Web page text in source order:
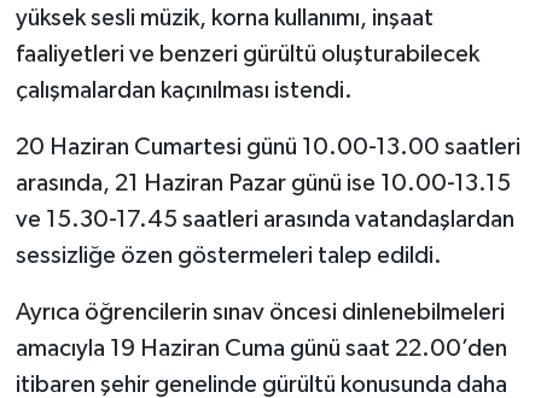
yüksek sesli müzik, korna kullanımı, inşaat
faaliyetleri ve benzeri gürültü oluşturabilecek
çalışmalardan kaçınılması istendi.
20 Haziran Cumartesi günü 10.00-13.00 saatleri
arasında, 21 Haziran Pazar günü ise 10.00-13.15
ve 15.30-17.45 saatleri arasında vatandaşlardan
sessizliğe özen göstermeleri talep edildi.
Ayrıca öğrencilerin sınav öncesi dinlenebilmeleri
amacıyla 19 Haziran Cuma günü saat 22.00’den
itibaren şehir genelinde gürültü konusunda daha